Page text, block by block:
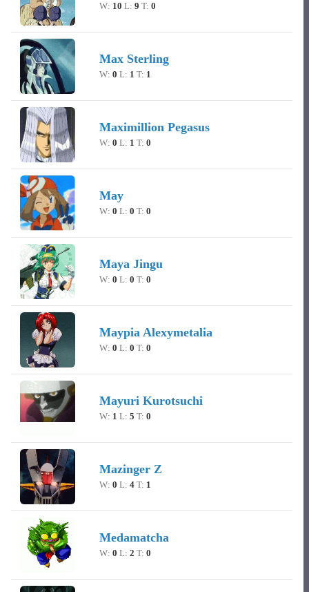
W: 10 L: 9 T: 0
Max Sterling
W: 0 L: 1 T: 1
Maximillion Pegasus
W: 0 L: 1 T: 0
May
W: 0 L: 0 T: 0
Maya Jingu
W: 0 L: 0 T: 0
Maypia Alexymetalia
W: 0 L: 0 T: 0
Mayuri Kurotsuchi
W: 1 L: 5 T: 0
Mazinger Z
W: 0 L: 4T: 1
Medamatcha
W: 0 L: 2 T: 0